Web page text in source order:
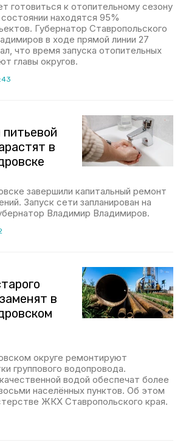
готовиться к отопительному сезону
находятся 95%
Губернатор Ставропольского
в ходе прямой линии 27
что время запуска отопительных
главы округов.
в
завершили капитальный ремонт
Запуск сети запланирован на
Владимир Владимиров.
в
округе ремонтируют
группового водопровода.
водой обеспечат более
населённых пунктов. Об этом
ЖКХ Ставропольского края.